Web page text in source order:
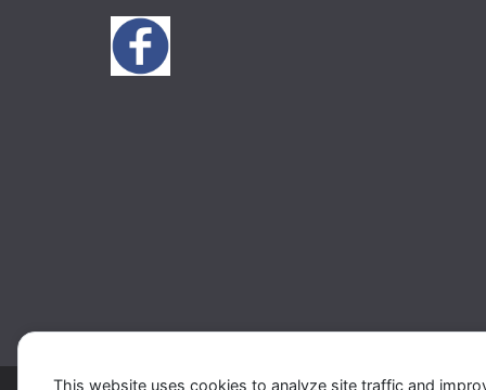
This website uses cookies to analyze site traffic and